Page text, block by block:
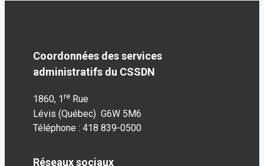
Coordonnées des services
administratifs du CSSDN
1860, 1 re Rue
Lévis (Québec) G6W 5M6
Téléphone : 418 839-0500
Réseaux sociaux